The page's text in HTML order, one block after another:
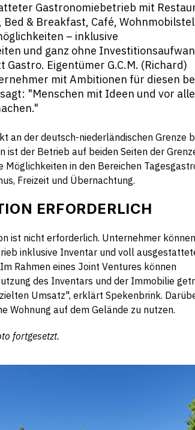
Gastronomiebetrieb mit
& Breakfast, Café,
– inklusive
und ganz ohne
Eigentümer G.C.M. (Richard)
mit Ambitionen für diesen
"Menschen mit Ideen und vor
an der deutsch-niederländischen Grenze
ist der Betrieb auf beiden Seiten der
in den Bereichen
Freizeit und Übernachtung.
ERFORDERLICH
ist nicht erforderlich. Unternehmer
inklusive Inventar und voll
Rahmen eines Joint Ventures können
des Inventars und der Immobilie
Umsatz", erklärt Spekenbrink.
Wohnung auf dem Gelände zu nutzen.
fortgesetzt.